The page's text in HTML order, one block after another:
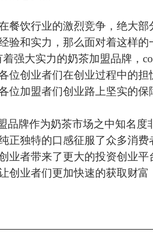
饮行业的激烈竞争，绝大部
验和实力，那么面对着这样
强大实力的奶茶加盟品牌，
位创业者们在创业过程中的担
位加盟者们创业路上坚实的保
品牌作为奶茶市场之中知名度
正独特的口感征服了众多消费
业者带来了更大的投资创业平
创业者们更加快速的获取财